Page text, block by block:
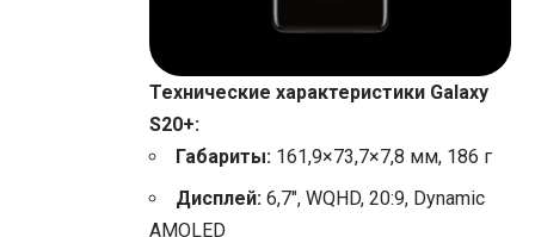
Технические характеристики Galaxy
S20+:
Габариты: 161,9×73,7×7,8 мм, 186 г
Дисплей: 6,7″, WQHD, 20:9, Dynamic
AMOLED